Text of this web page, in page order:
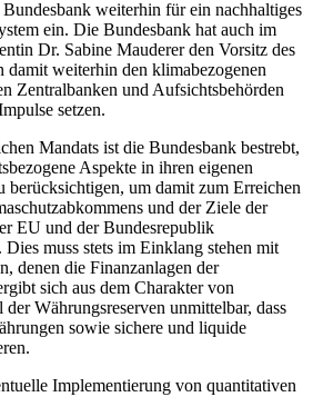
Bundesbank weiterhin für ein nachhaltiges
ein. Die Bundesbank hat auch im
Dr. Sabine Mauderer den Vorsitz des
damit weiterhin den klimabezogenen
Zentralbanken und Aufsichtsbehörden
setzen.
Mandats ist die Bundesbank bestrebt,
Aspekte in ihren eigenen
berücksichtigen, um damit zum Erreichen
und der Ziele der
EU und der Bundesrepublik
muss stets im Einklang stehen mit
denen die Finanzanlagen der
sich aus dem Charakter von
Währungsreserven unmittelbar, dass
sowie sichere und liquide
Implementierung von quantitativen